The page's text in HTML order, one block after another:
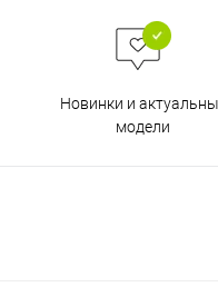
Новинки и
модели